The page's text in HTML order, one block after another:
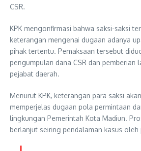
CSR.
KPK mengonfirmasi bahwa saksi-saksi
keterangan mengenai dugaan adanya
pihak tertentu. Pemaksaan tersebut
pengumpulan dana CSR dan pemberian
pejabat daerah.
Menurut KPK, keterangan para saksi
memperjelas dugaan pola permintaan
lingkungan Pemerintah Kota Madiun.
berlanjut seiring pendalaman kasus oleh